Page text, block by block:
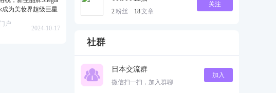
成为美妆界超级巨星
户
2024-10-17
2粉丝 18文章
关注
社群
日本交流群
微信扫一扫，加入群聊
加入